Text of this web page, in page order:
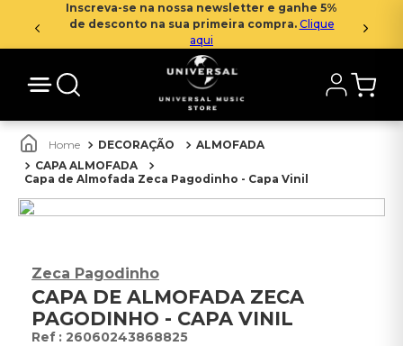
Inscreva-se na nossa newsletter e ganhe 5%
de desconto na sua primeira compra. Clique
aqui
DECORAÇÃO
ALMOFADA
CAPA ALMOFADA
Capa de Almofada Zeca Pagodinho - Capa Vinil
Zeca Pagodinho
CAPA DE ALMOFADA ZECA
PAGODINHO - CAPA VINIL
: 26060243868825